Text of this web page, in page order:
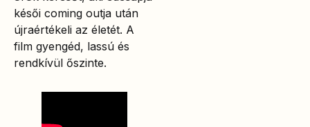
késői coming outja után
újraértékeli az életét. A
film gyengéd, lassú és
rendkívül őszinte.